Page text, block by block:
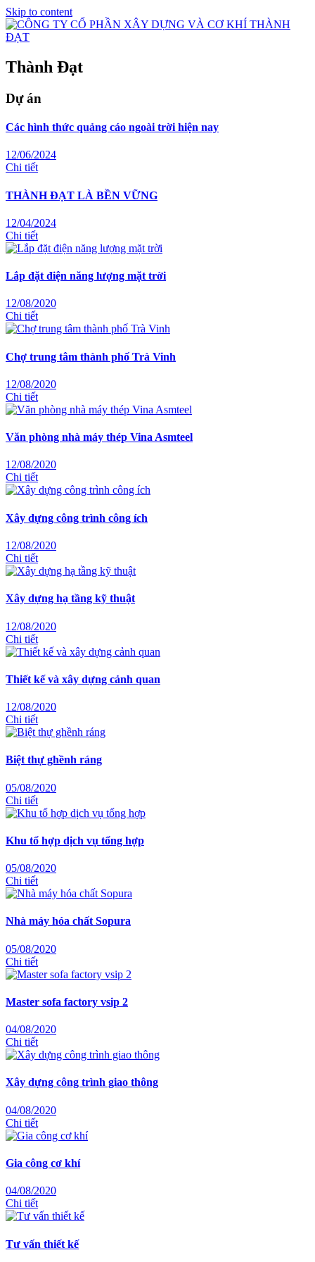
Skip to content
Thành Đạt
Dự án
Các hình thức quảng cáo ngoài trời hiện nay
12/06/2024
Chi tiết
THÀNH ĐẠT LÀ BỀN VỮNG
12/04/2024
Chi tiết
Lắp đặt điện năng lượng mặt trời
12/08/2020
Chi tiết
Chợ trung tâm thành phố Trà Vinh
12/08/2020
Chi tiết
Văn phòng nhà máy thép Vina Asmteel
12/08/2020
Chi tiết
Xây dựng công trình công ích
12/08/2020
Chi tiết
Xây dựng hạ tầng kỹ thuật
12/08/2020
Chi tiết
Thiết kế và xây dựng cảnh quan
12/08/2020
Chi tiết
Biệt thự ghềnh ráng
05/08/2020
Chi tiết
Khu tổ hợp dịch vụ tổng hợp
05/08/2020
Chi tiết
Nhà máy hóa chất Sopura
05/08/2020
Chi tiết
Master sofa factory vsip 2
04/08/2020
Chi tiết
Xây dựng công trình giao thông
04/08/2020
Chi tiết
Gia công cơ khí
04/08/2020
Chi tiết
Tư vấn thiết kế